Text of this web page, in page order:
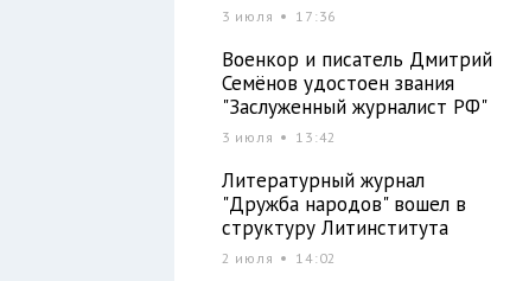
3 июля 17:36
Военкор и писатель Дмитрий
Семёнов удостоен звания
"Заслуженный журналист РФ"
3 июля 13:42
Литературный журнал
"Дружба народов" вошел в
структуру Литинститута
2 июля 14:02